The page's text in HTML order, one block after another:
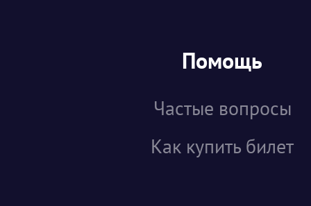
Помощь
Частые вопросы
Как купить билет